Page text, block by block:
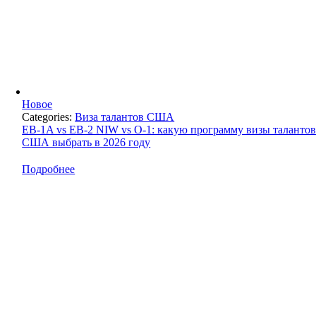
Новое
Categories:Виза талантов США
EB-1A vs EB-2 NIW vs O-1: какую программу визы талантов
США выбрать в 2026 году
Подробнее